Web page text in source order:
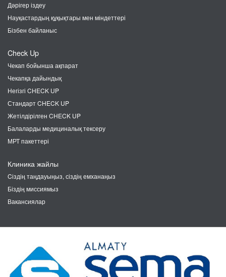
Дәрігер іздеу
Науқастардың құқықтары мен міндеттері
Бізбен байланыс
Check Up
Чекап бойынша ақпарат
Чекапқа дайындық
Негізгі CHECK UP
Стандарт CHECK UP
Жетілдірілген CHECK UP
Балаларды медициналық тексеру
МРТ пакеттері
Клиника жайлы
Cіздің таңдауыңыз, сіздің емханаңыз
Біздің миссиямыз
Вакансиялар